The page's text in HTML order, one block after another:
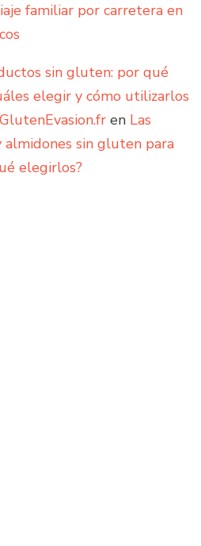
familiar por carretera en
sin gluten: por qué
elegir y cómo utilizarlos
en Las
almidones sin gluten para
elegirlos?